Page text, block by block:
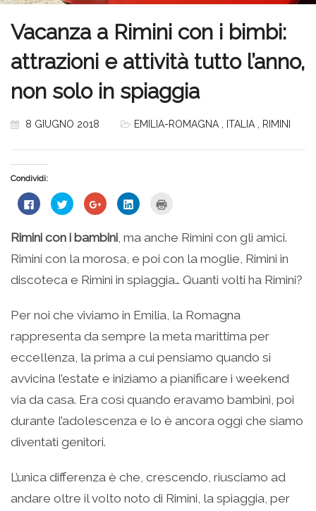
Vacanza a Rimini con i bimbi:
attrazioni e attività tutto l’anno,
non solo in spiaggia
8 GIUGNO 2018 EMILIA-ROMAGNA ITALIA RIMINI
Condividi:
Fai
clic
su
Facebook
(Si
apre
una
nuova
Fai
clic
condividere
su
Twitter
(Si
in
una
Fai
clic
condividere
su
(Si
in
una
Fai
clic
condividere
su
LinkedIn
(Si
apre
in
una
stampare
(Si
in
nuova
finestra)
Rimini con i bambini , ma anche Rimini con gli amici.
Rimini con la morosa, e poi con la moglie, Rimini in
discoteca e Rimini in spiaggia… Quanti volti ha Rimini?
Per noi che viviamo in Emilia, la Romagna
rappresenta da sempre la meta marittima per
eccellenza, la prima a cui pensiamo quando si
avvicina l’estate e iniziamo a pianificare i weekend
via da casa. Era così quando eravamo bambini, poi
durante l’adolescenza e lo è ancora oggi che siamo
diventati genitori.
L’unica differenza è che, crescendo, riusciamo ad
andare oltre il volto noto di Rimini, la spiaggia, per